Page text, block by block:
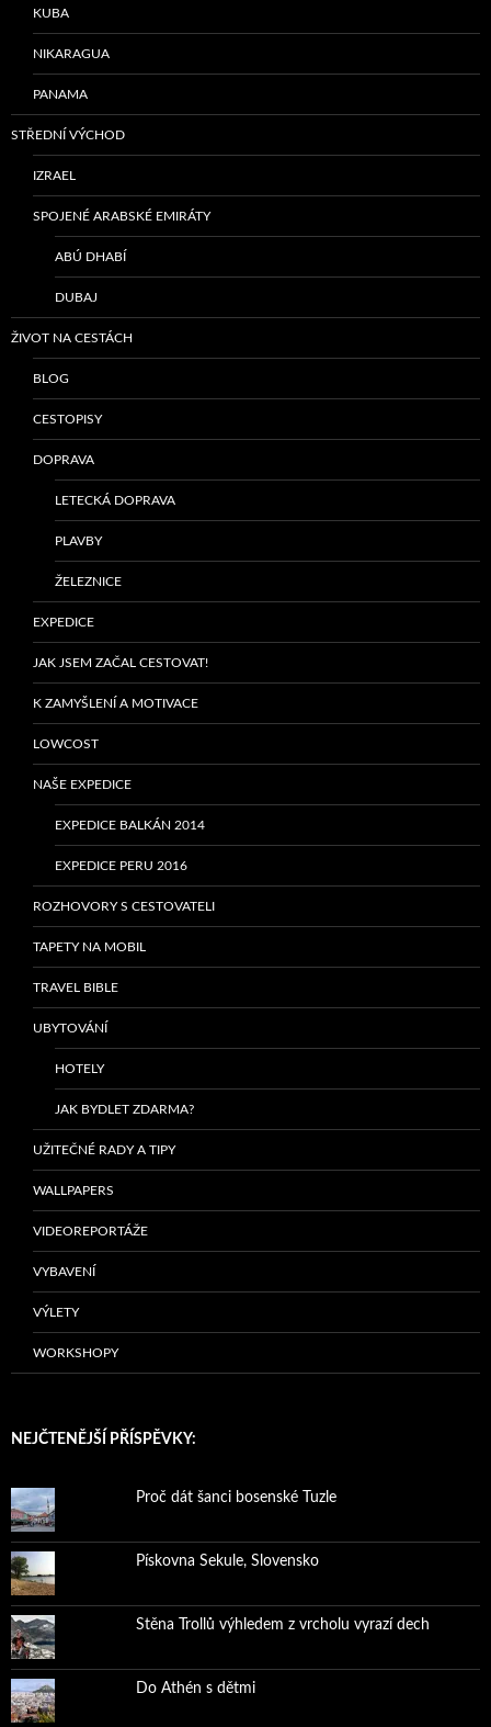
KUBA
NIKARAGUA
PANAMA
STŘEDNÍ VÝCHOD
IZRAEL
SPOJENÉ ARABSKÉ EMIRÁTY
ABÚ DHABÍ
DUBAJ
ŽIVOT NA CESTÁCH
BLOG
CESTOPISY
DOPRAVA
LETECKÁ DOPRAVA
PLAVBY
ŽELEZNICE
EXPEDICE
JAK JSEM ZAČAL CESTOVAT!
K ZAMYŠLENÍ A MOTIVACE
LOWCOST
NAŠE EXPEDICE
EXPEDICE BALKÁN 2014
EXPEDICE PERU 2016
ROZHOVORY S CESTOVATELI
TAPETY NA MOBIL
TRAVEL BIBLE
UBYTOVÁNÍ
HOTELY
JAK BYDLET ZDARMA?
UŽITEČNÉ RADY A TIPY
WALLPAPERS
VIDEOREPORTÁŽE
VYBAVENÍ
VÝLETY
WORKSHOPY
NEJČTENĚJŠÍ PŘÍSPĚVKY:
Proč dát šanci bosenské Tuzle
Pískovna Sekule, Slovensko
Stěna Trollů výhledem z vrcholu vyrazí dech
Do Athén s dětmi